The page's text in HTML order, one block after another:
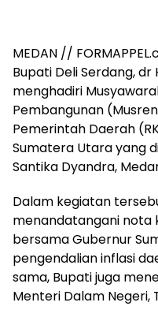
MEDAN //
Bupati Deli Serdang, dr
menghadiri
Pembangunan
Pemerintah Daerah
Sumatera Utara yang
Santika Dyandra,
Dalam kegiatan
menandatangani nota
bersama Gubernur
pengendalian inflasi
sama, Bupati juga
Menteri Dalam Negeri,